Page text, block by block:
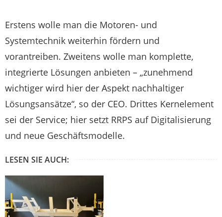
Erstens wolle man die Motoren- und
Systemtechnik weiterhin fördern und
vorantreiben. Zweitens wolle man komplette,
integrierte Lösungen anbieten – „zunehmend
wichtiger wird hier der Aspekt nachhaltiger
Lösungsansätze“, so der CEO. Drittes Kernelement
sei der Service; hier setzt RRPS auf Digitalisierung
und neue Geschäftsmodelle.
LESEN SIE AUCH: